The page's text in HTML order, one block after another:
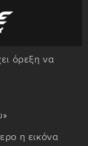
όρεξη να
η εικόνα